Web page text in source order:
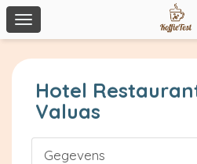
Toggle
navigation
Hotel
Valuas
Gegevens